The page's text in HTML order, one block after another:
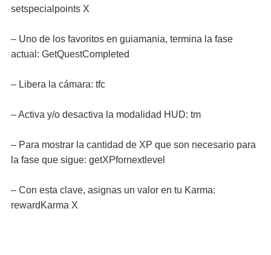
setspecialpoints X
– Uno de los favoritos en guiamania, termina la fase
actual: GetQuestCompleted
– Libera la cámara: tfc
– Activa y/o desactiva la modalidad HUD: tm
– Para mostrar la cantidad de XP que son necesario para
la fase que sigue: getXPfornextlevel
– Con esta clave, asignas un valor en tu Karma:
rewardKarma X